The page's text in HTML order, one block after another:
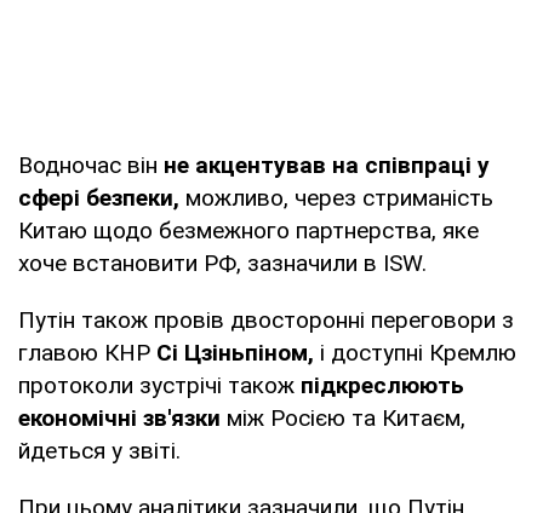
Водночас він не акцентував на співпраці у
сфері безпеки, можливо, через стриманість
Китаю щодо безмежного партнерства, яке
хоче встановити РФ, зазначили в ISW.
Путін також провів двосторонні переговори з
главою КНР Сі Цзіньпіном, і доступні Кремлю
протоколи зустрічі також підкреслюють
економічні зв'язки між Росією та Китаєм,
йдеться у звіті.
При цьому аналітики зазначили, що Путін